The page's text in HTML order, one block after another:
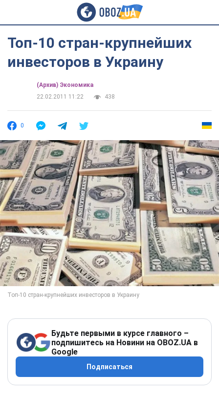
Топ-10 стран-крупнейших
инвесторов в Украину
(Архив) Экономика
22.02.2011 11:22
438
0
Будьте первыми в курсе главного –
подпишитесь на Новини на OBOZ.UA в
Google
Подписаться